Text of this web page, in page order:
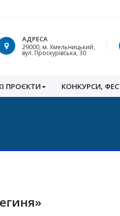
АДРЕСА
29000, м. Хмельницький,
вул. Проскурівська, 30
ПРОЄКТИ КОНКУРСИ,